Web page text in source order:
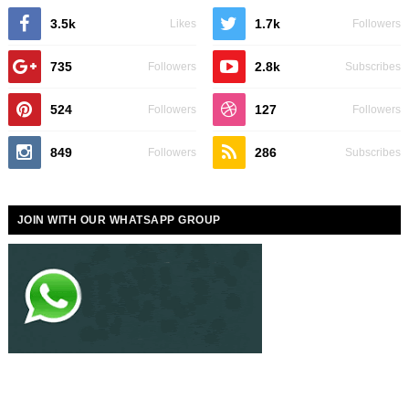
3.5k Likes 1.7k Followers
735 Followers 2.8k Subscribes
524 Followers 127 Followers
849 Followers 286 Subscribes
JOIN WITH OUR WHATSAPP GROUP